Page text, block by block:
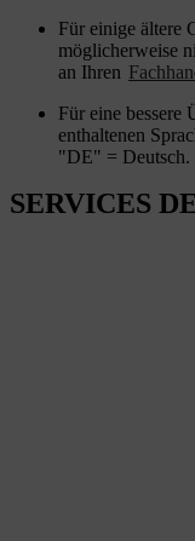
Für einige ältere
möglicherweise
an Ihren
Für eine bessere
enthaltenen
"DE" = Deutsch.
SERVICES